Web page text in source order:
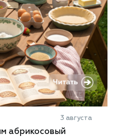
3 августа
абрикосовый